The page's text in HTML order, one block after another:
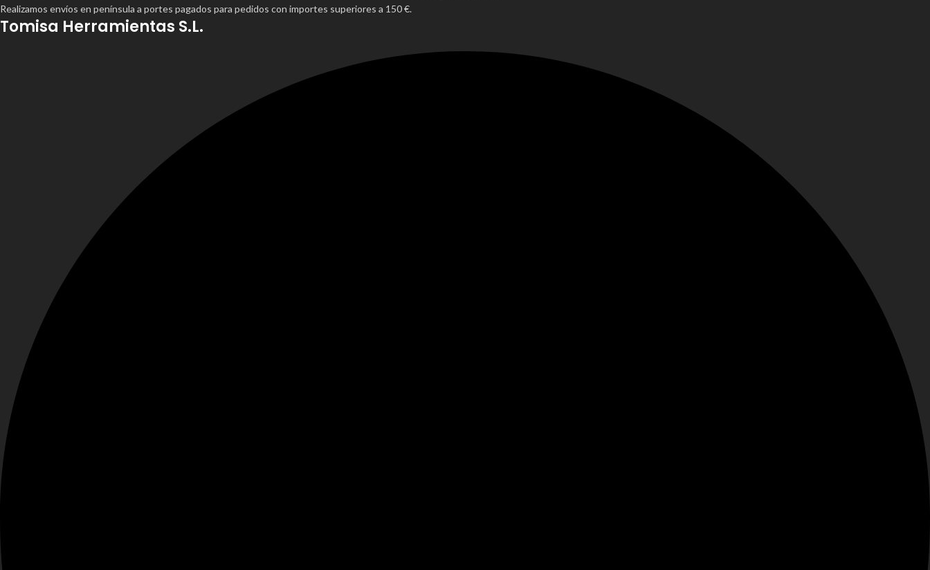
Realizamos envíos en península a portes pagados para pedidos con importes superiores a 150 €.
Tomisa Herramientas S.L.